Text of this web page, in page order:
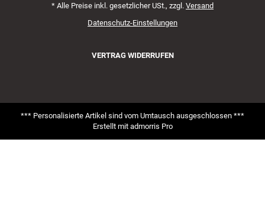
* Alle Preise inkl. gesetzlicher USt., zzgl. Versand
Datenschutz-Einstellungen
VERTRAG WIDERRUFEN
*** Personalisierte Artikel sind vom Umtausch ausgeschlossen ***
Erstellt mit admorris Pro